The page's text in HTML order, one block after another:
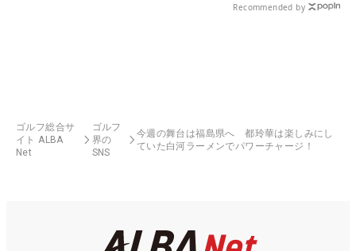
Recommended by
ゴルフ総合サ
イト ALBA
Net
ゴルフ
界の
SNS
今週の舞台は福島県へ 都玲華は楽しみにし
ていた白河ラーメンでパワーチャージ！